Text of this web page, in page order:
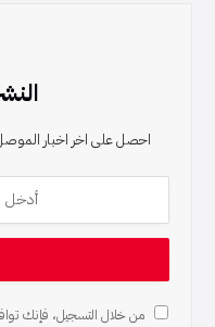
احصل على اخر اخبار
من خلال التسجيل، فإنك